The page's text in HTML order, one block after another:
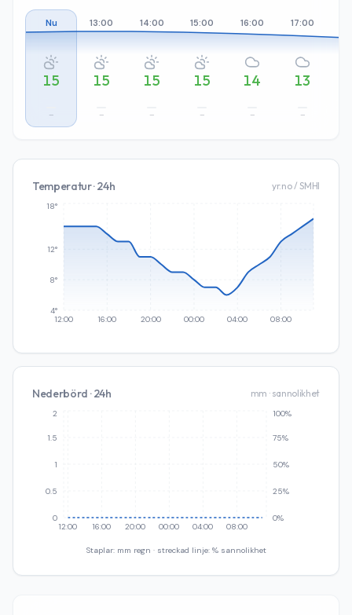
Nu
15
–
13:00
15
–
14:00
15
–
15:00
15
–
16:00
14
–
17:00
13
–
Temperatur · 24h yr.no / SMHI
12:00 16:00 20:00 00:00 04:00 08:00
4°
8°
12°
18°
Nederbörd · 24h mm · sannolikhet
12:00 16:00 20:00 00:00 04:00 08:00
0
0.5
1
1.5
2
0%
25%
50%
75%
100%
Staplar: mm regn · streckad linje: % sannolikhet